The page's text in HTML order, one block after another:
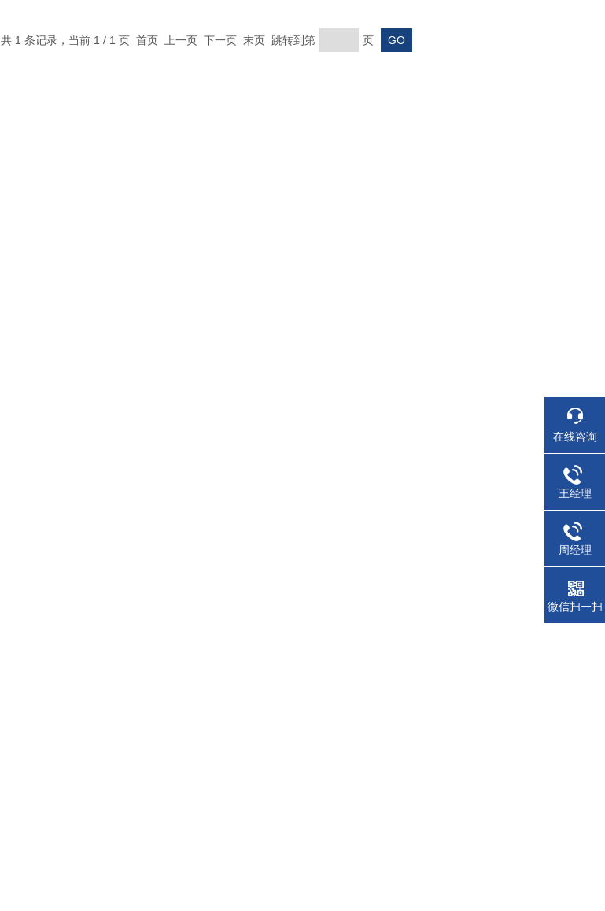
共 1 条记录，当前 1 / 1 页 首页 上一页 下一页 末页 跳转到第 页
在线咨询
王经理
周经理
微信扫一扫